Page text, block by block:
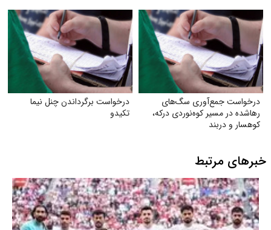
درخواست جمع‌آوری سگ‌های
رهاشده در مسیر کوه‌نوردی درکه،
کوهسار و دربند
درخواست برگرداندن چنل نیما
تکیدو
خبرهای مرتبط